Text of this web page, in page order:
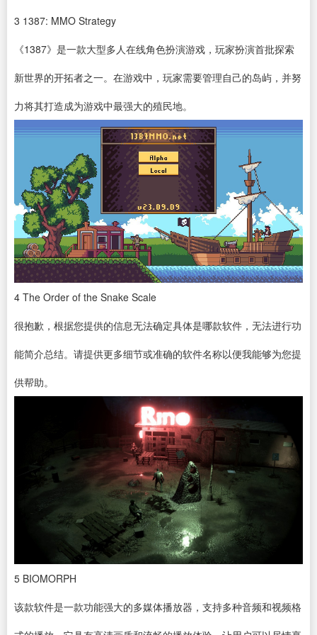
3 1387: MMO Strategy
《1387》是一款大型多人在线角色扮演游戏，玩家扮演首批探索
新世界的开拓者之一。在游戏中，玩家需要管理自己的岛屿，并努
力将其打造成为游戏中最强大的殖民地。
4 The Order of the Snake Scale
很抱歉，根据您提供的信息无法确定具体是哪款软件，无法进行功
能简介总结。请提供更多细节或准确的软件名称以便我能够为您提
供帮助。
5 BIOMORPH
该款软件是一款功能强大的多媒体播放器，支持多种音频和视频格